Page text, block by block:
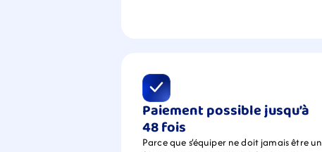
Paiement possible jusqu’à
48 fois
Parce que s’équiper ne doit jamais être un